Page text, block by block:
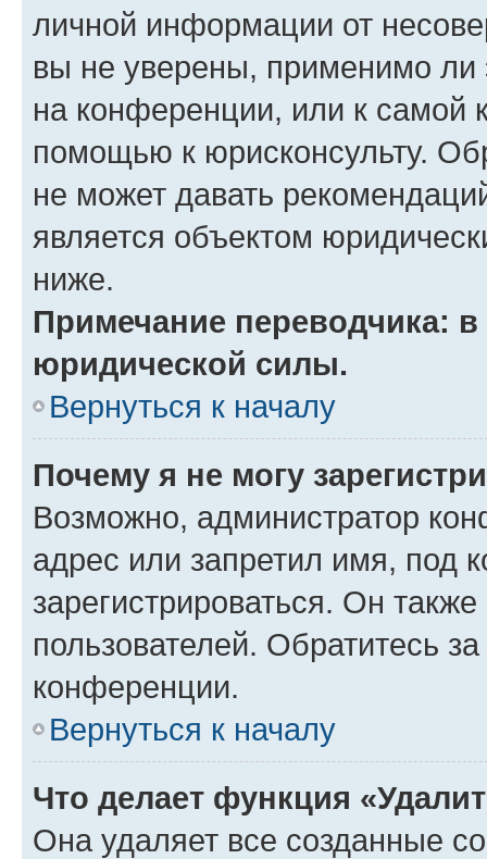
личной информации от
вы не уверены, применимо ли
на конференции, или к самой
помощью к юрисконсульту.
не может давать
является объектом
ниже.
Примечание переводчика:
юридической силы.
Вернуться к началу
Почему я не могу
Возможно, администратор
адрес или запретил имя, под
зарегистрироваться. Он
пользователей. Обратитесь
конференции.
Вернуться к началу
Что делает функция
Она удаляет все созданные